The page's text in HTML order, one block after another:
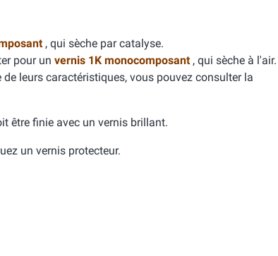
, qui sèche par catalyse.
pour un vernis 1K monocomposant , qui sèche à l'air.
leurs caractéristiques, vous pouvez consulter la
être finie avec un vernis brillant.
un vernis protecteur.